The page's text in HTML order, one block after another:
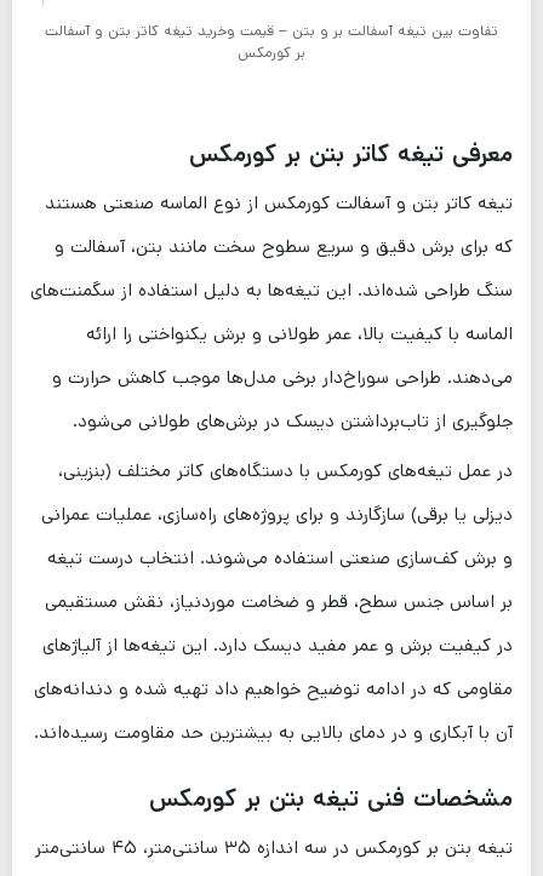
تفاوت بین تیغه آسفالت بر و بتن – قیمت وخرید تیغه کاتر بتن و آسفالت
بر کورمکس
معرفی تیغه کاتر بتن بر کورمکس
تیغه کاتر بتن و آسفالت کورمکس از نوع الماسه صنعتی هستند
که برای برش دقیق و سریع سطوح سخت مانند بتن، آسفالت و
سنگ طراحی شده‌اند. این تیغه‌ها به دلیل استفاده از سگمنت‌های
الماسه با کیفیت بالا، عمر طولانی و برش یکنواختی را ارائه
می‌دهند. طراحی سوراخ‌دار برخی مدل‌ها موجب کاهش حرارت و
جلوگیری از تاب‌برداشتن دیسک در برش‌های طولانی می‌شود.
در عمل تیغه‌های کورمکس با دستگاه‌های کاتر مختلف (بنزینی،
دیزلی یا برقی) سازگارند و برای پروژه‌های راه‌سازی، عملیات عمرانی
و برش کف‌سازی صنعتی استفاده می‌شوند. انتخاب درست تیغه
بر اساس جنس سطح، قطر و ضخامت موردنیاز، نقش مستقیمی
در کیفیت برش و عمر مفید دیسک دارد. این تیغه‌ها از آلیاژهای
مقاومی که در ادامه توضیح خواهیم داد تهیه شده و دندانه‌های
آن با آبکاری و در دمای بالایی به بیشترین حد مقاومت رسیده‌اند.
مشخصات فنی تیغه بتن بر کورمکس
تیغه بتن بر کورمکس در سه اندازه ۳۵ سانتی‌متر، ۴۵ سانتی‌متر